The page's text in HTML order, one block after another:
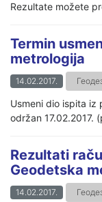
Rezultate možete
Termin
metrologija
14.02.2017.
Usmeni dio ispita iz
održan 17.02.2017.
Rezultati
Geodetska
14.02.2017.